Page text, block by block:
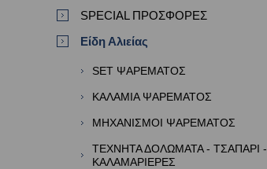
SPECIAL ΠΡΟΣΦΟΡΕΣ
Είδη Αλιείας
SET ΨΑΡΕΜΑΤΟΣ
ΚΑΛΑΜΙΑ ΨΑΡΕΜΑΤΟΣ
ΜΗΧΑΝΙΣΜΟΙ ΨΑΡΕΜΑΤΟΣ
ΤΕΧΝΗΤΑ ΔΟΛΩΜΑΤΑ - ΤΣΑΠΑΡΙ -
ΚΑΛΑΜΑΡΙΕΡΕΣ